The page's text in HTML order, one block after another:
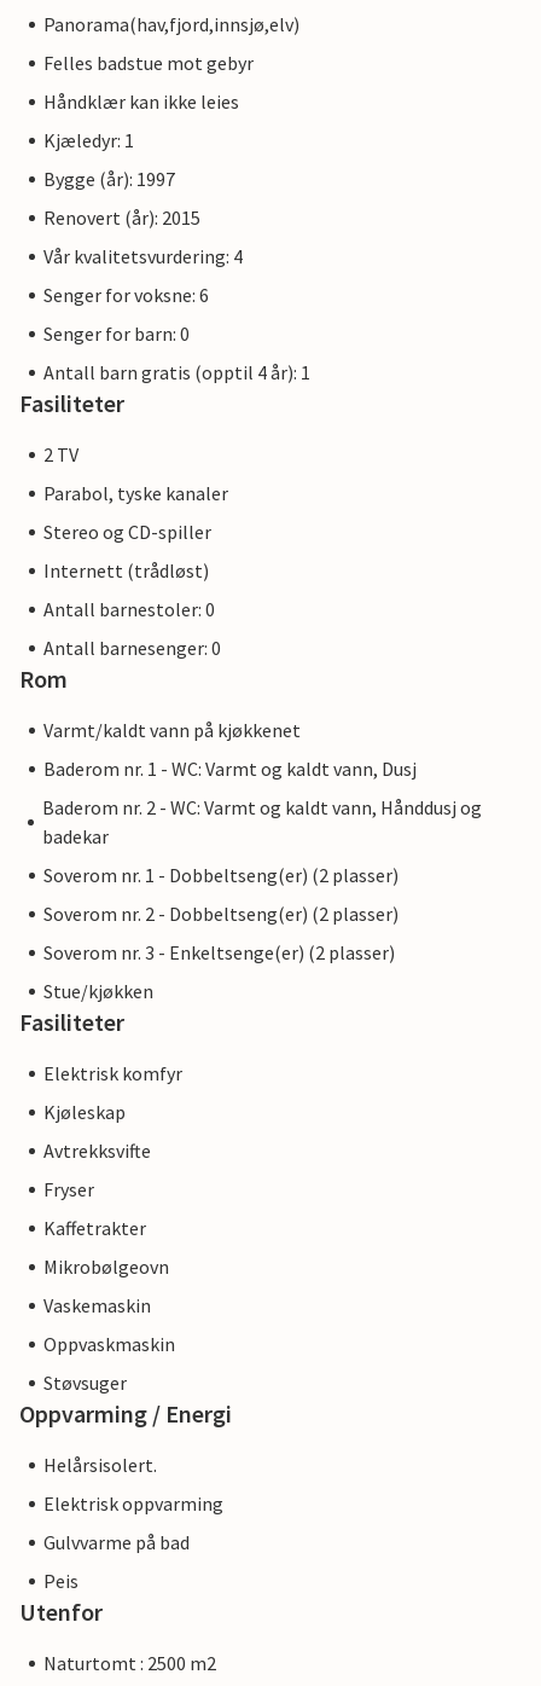
Panorama(hav,fjord,innsjø,elv)
Felles badstue mot gebyr
Håndklær kan ikke leies
Kjæledyr: 1
Bygge (år): 1997
Renovert (år): 2015
Vår kvalitetsvurdering: 4
Senger for voksne: 6
Senger for barn: 0
Antall barn gratis (opptil 4 år): 1
Fasiliteter
2 TV
Parabol, tyske kanaler
Stereo og CD-spiller
Internett (trådløst)
Antall barnestoler: 0
Antall barnesenger: 0
Rom
Varmt/kaldt vann på kjøkkenet
Baderom nr. 1 - WC: Varmt og kaldt vann, Dusj
Baderom nr. 2 - WC: Varmt og kaldt vann, Hånddusj og
badekar
Soverom nr. 1 - Dobbeltseng(er) (2 plasser)
Soverom nr. 2 - Dobbeltseng(er) (2 plasser)
Soverom nr. 3 - Enkeltsenge(er) (2 plasser)
Stue/kjøkken
Fasiliteter
Elektrisk komfyr
Kjøleskap
Avtrekksvifte
Fryser
Kaffetrakter
Mikrobølgeovn
Vaskemaskin
Oppvaskmaskin
Støvsuger
Oppvarming / Energi
Helårsisolert.
Elektrisk oppvarming
Gulvvarme på bad
Peis
Utenfor
Naturtomt : 2500 m2